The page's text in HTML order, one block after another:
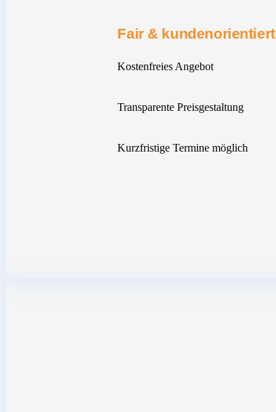
Fair & kundenorientiert
Kostenfreies Angebot
Transparente Preisgestaltung
Kurzfristige Termine möglich